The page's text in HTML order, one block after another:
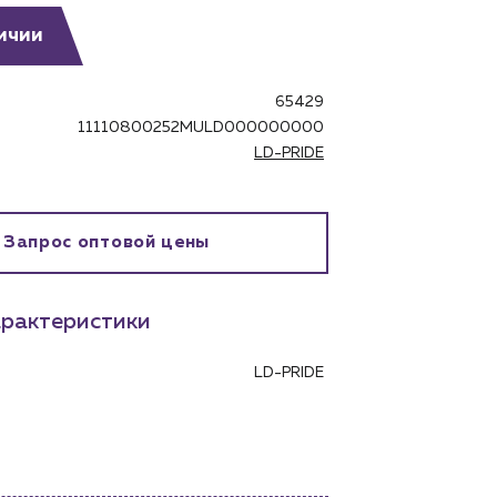
65429
11110800252MULD000000000
LD-PRIDE
Запрос оптовой цены
LD-PRIDE